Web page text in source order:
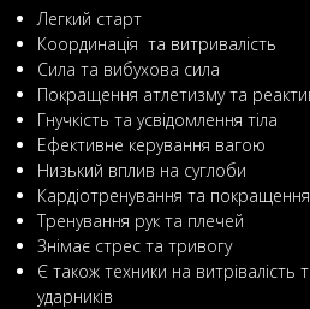
Легкий старт
Координація та витривалість
Сила та вибухова сила
Покращення атлетизму та
Гнучкість та усвідомлення тіла
Ефективне керування вагою
Низький вплив на суглоби
Кардіотренування та
Тренування рук та плечей
Знімає стрес та тривогу
Є також техники на витрівалість
ударників